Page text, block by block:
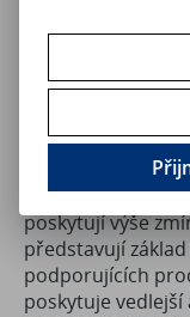
nano-akvária s
cílem je podpořit
živočichů, že
dostupnosti
stroncium, a
požadovaný
Společně
poskytují výše
představují
podporujících
poskytuje